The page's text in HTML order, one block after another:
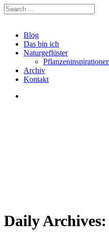
Blog
Das bin ich
Naturgeflüster
Pflanzeninspirationen
Archiv
Kontakt
Daily Archives: